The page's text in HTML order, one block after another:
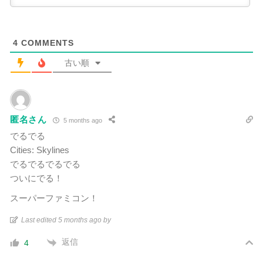
4 COMMENTS
古い順
匿名さん 5 months ago
でるでる
Cities: Skylines
でるでるでるでる
ついにでる！
スーパーファミコン！
Last edited 5 months ago by
4 返信